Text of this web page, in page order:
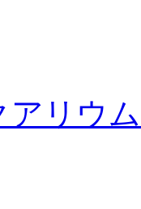
アリウム